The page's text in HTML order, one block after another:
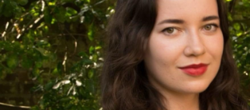
WYDARZENIA
WSPÓŁPRACA
WSPARCIE